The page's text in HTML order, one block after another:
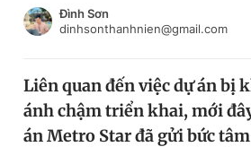
Chào ngày mới
Video
Đình Sơn
dinhsonthanhnien@gmail.com
Liên quan đến việc dự án bị
ánh chậm triển khai, mới
án Metro Star đã gửi bức